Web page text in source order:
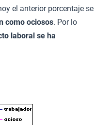
el anterior porcentaje se
como ociosos. Por lo
laboral se ha